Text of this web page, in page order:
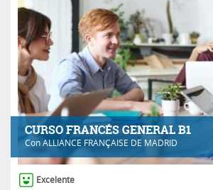
CURSO FRANCÉS GENERAL B1
ConALLIANCE FRANÇAISE DE MADRID
Excelente